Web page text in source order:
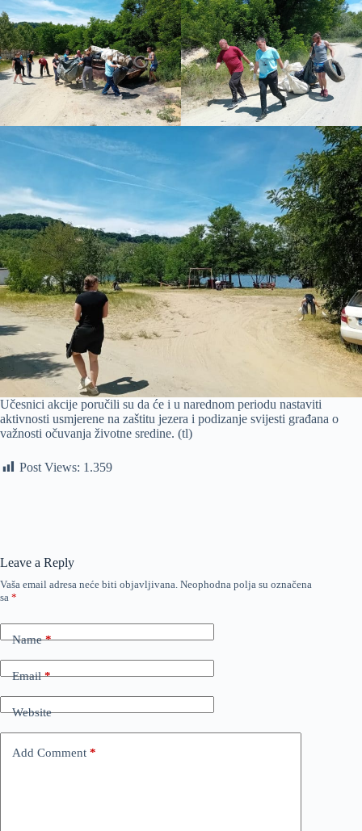
Učesnici akcije poručili su da će i u narednom periodu nastaviti
aktivnosti usmjerene na zaštitu jezera i podizanje svijesti građana o
važnosti očuvanja životne sredine. (tl)
Post Views: 1.359
Leave a Reply
Vaša email adresa neće biti objavljivana. Neophodna polja su označena
sa *
Name*
Email*
Website
Add Comment *